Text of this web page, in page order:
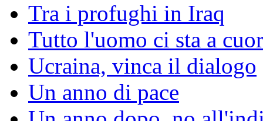
Tra i profughi in Iraq
Tutto l'uomo ci sta a
Ucraina, vinca il dialogo
Un anno di pace